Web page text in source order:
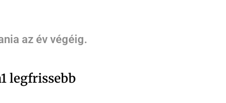
az év végéig.
legfrissebb